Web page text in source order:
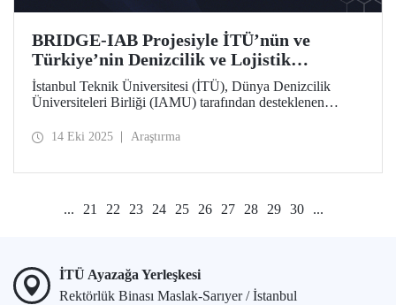
BRIDGE-IAB Projesiyle İTÜ’nün ve
Türkiye’nin Denizcilik ve Lojistik
Vizyonuna Güçlü Katkı
İstanbul Teknik Üniversitesi (İTÜ), Dünya Denizcilik
Üniversiteleri Birliği (IAMU) tarafından desteklenen
Global Excellence via Industrial Advisory Board
14 Eki 2025 Araştırma
... 21 22 23 24 25 26 27 28 29 30 ...
İTÜ Ayazağa Yerleşkesi
Rektörlük Binası Maslak-Sarıyer / İstanbul